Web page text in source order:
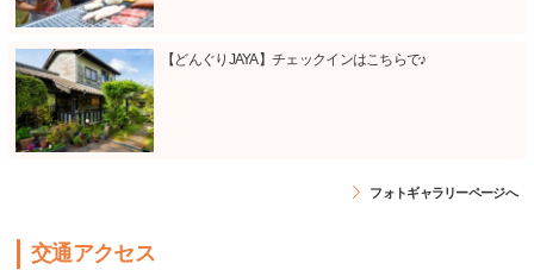
【どんぐりJAYA】チェックインはこちらで♪
フォトギャラリーページへ
交通アクセス